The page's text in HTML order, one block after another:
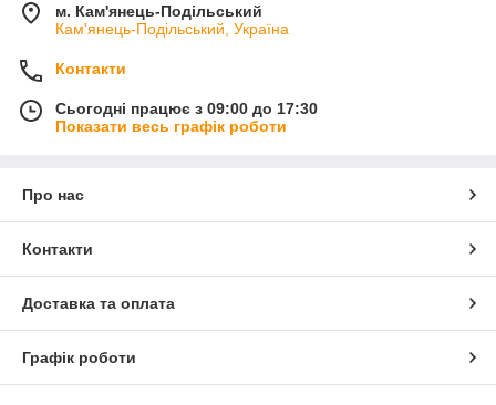
м. Кам'янець-Подільський
Кам'янець-Подільський, Україна
Контакти
Сьогодні працює з 09:00 до 17:30
Показати весь графік роботи
Про нас
Контакти
Доставка та оплата
Графік роботи